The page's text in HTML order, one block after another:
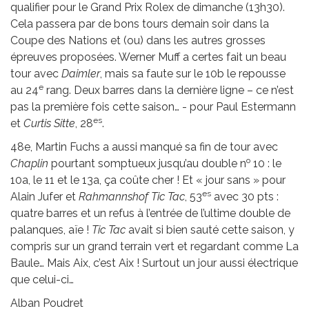
qualifier pour le Grand Prix Rolex de dimanche (13h30).
Cela passera par de bons tours demain soir dans la
Coupe des Nations et (ou) dans les autres grosses
épreuves proposées. Werner Muff a certes fait un beau
tour avec Daimler, mais sa faute sur le 10b le repousse
au 24e rang. Deux barres dans la dernière ligne – ce n’est
pas la première fois cette saison… - pour Paul Estermann
et Curtis Sitte, 28es.
48e, Martin Fuchs a aussi manqué sa fin de tour avec
Chaplin pourtant somptueux jusqu’au double no 10 : le
10a, le 11 et le 13a, ça coûte cher ! Et « jour sans » pour
Alain Jufer et Rahmannshof Tic Tac, 53es avec 30 pts :
quatre barres et un refus à l’entrée de l’ultime double de
palanques, aïe ! Tic Tac avait si bien sauté cette saison, y
compris sur un grand terrain vert et regardant comme La
Baule… Mais Aix, c’est Aix ! Surtout un jour aussi électrique
que celui-ci…
Alban Poudret